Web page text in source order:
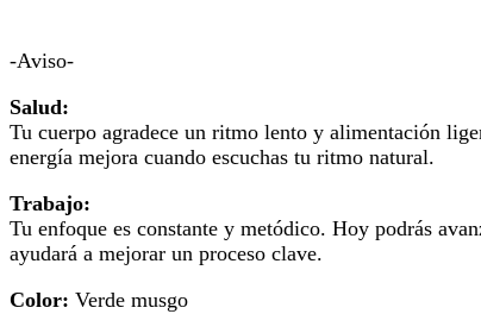
-Aviso-
Salud:
Tu cuerpo agradece un ritmo lento y alimentación
energía mejora cuando escuchas tu ritmo natural.
Trabajo:
Tu enfoque es constante y metódico. Hoy podrás
ayudará a mejorar un proceso clave.
Color: Verde musgo